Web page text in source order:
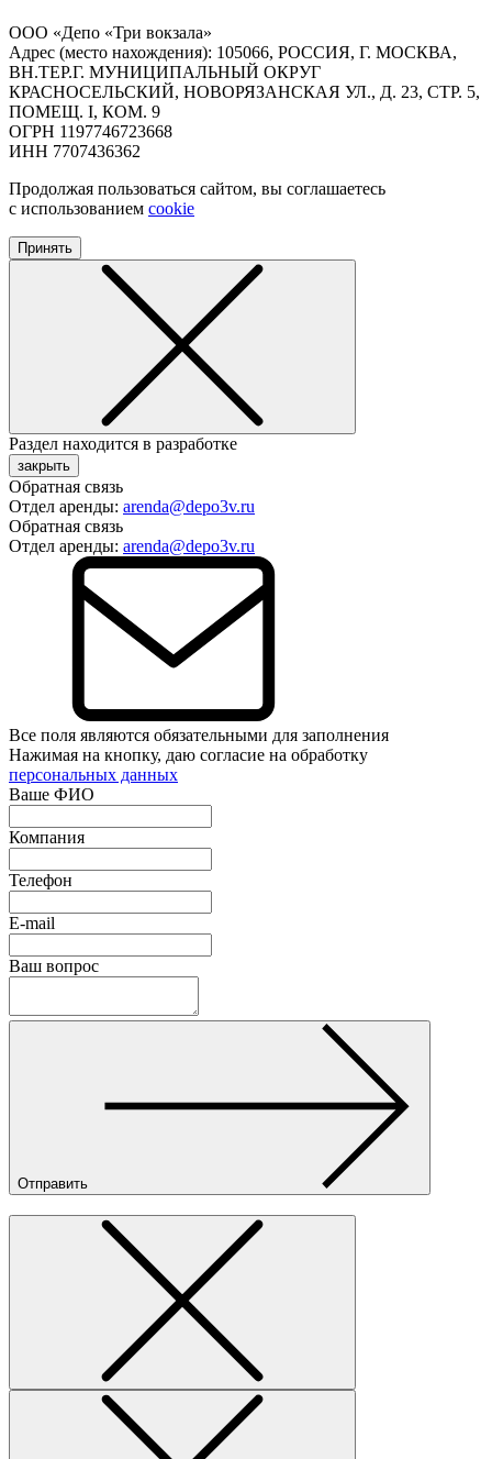
ООО «Депо «Три вокзала»
Адрес (место нахождения): 105066, РОССИЯ, Г. МОСКВА,
ВН.ТЕР.Г. МУНИЦИПАЛЬНЫЙ ОКРУГ
КРАСНОСЕЛЬСКИЙ, НОВОРЯЗАНСКАЯ УЛ., Д. 23, СТР. 5,
ПОМЕЩ. I, КОМ. 9
ОГРН 1197746723668
ИНН 7707436362
Продолжая пользоваться сайтом, вы соглашаетесь
с использованием cookie
Принять
Раздел находится в разработке
закрыть
Обратная связь
Отдел аренды: arenda@depo3v.ru
Обратная связь
Отдел аренды: arenda@depo3v.ru
Все поля являются обязательными для заполнения
Нажимая на кнопку, даю согласие на обработку
персональных данных
Ваше ФИО
Компания
Телефон
E-mail
Ваш вопрос
Отправить